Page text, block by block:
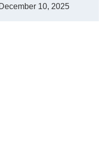
December 10, 2025